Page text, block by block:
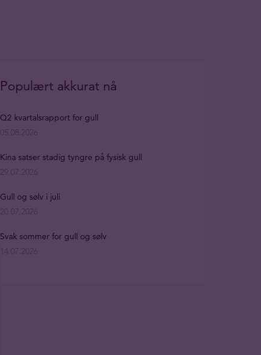
Populært akkurat nå
Q2 kvartalsrapport for gull
Kina satser stadig tyngre på fysisk gull
29.07.2026
Gull og sølv i juli
20.07.2026
Svak sommer for gull og sølv
14.07.2026